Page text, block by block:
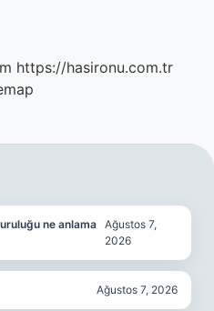
https://hasironu.com.tr
ne anlama Ağustos 7,
2026
Ağustos 7, 2026